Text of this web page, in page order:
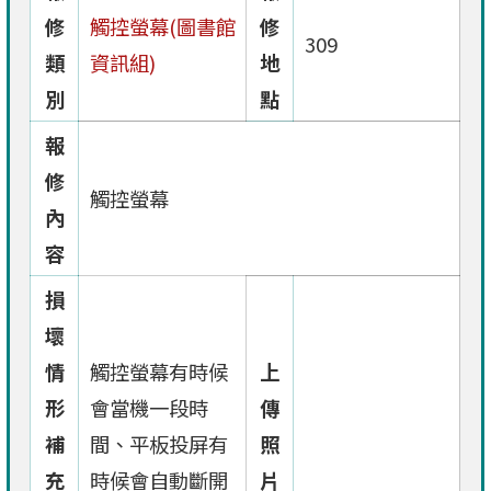
修
類
別
觸控螢幕(圖書館
資訊組)
修
地
點
309
報
修
內
容
觸控螢幕
損
壞
情
形
補
充
觸控螢幕有時候
會當機一段時
間、平板投屏有
時候會自動斷開
上
傳
照
片